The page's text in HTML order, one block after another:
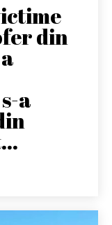
din
a